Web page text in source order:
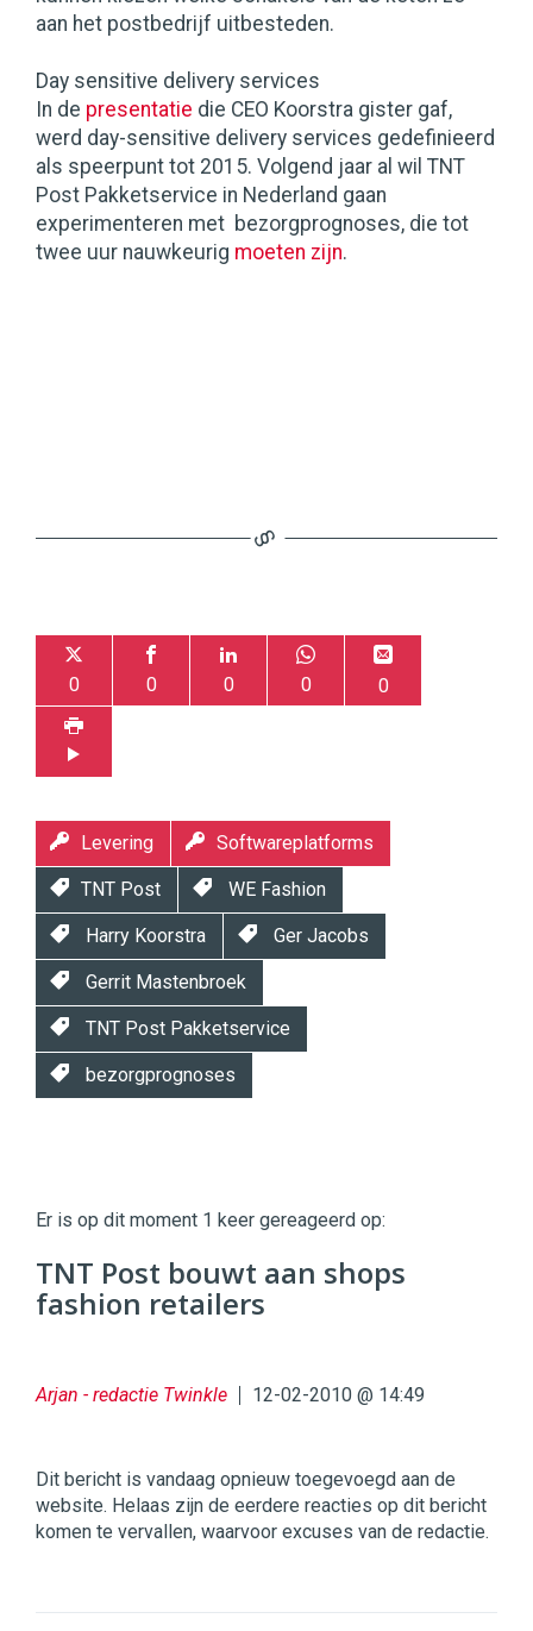
aan het postbedrijf uitbesteden.
Day sensitive delivery services
In de presentatie die CEO Koorstra gister gaf,
werd day-sensitive delivery services gedefinieerd
als speerpunt tot 2015. Volgend jaar al wil TNT
Post Pakketservice in Nederland gaan
experimenteren met bezorgprognoses, die tot
twee uur nauwkeurig moeten zijn.
0 0 0 0 0
Levering Softwareplatforms
TNT Post WE Fashion
Harry Koorstra Ger Jacobs
Gerrit Mastenbroek
TNT Post Pakketservice
bezorgprognoses
|
Digital
Commercehttps://twinklemagazine.nl
9654
Er is op dit moment 1 keer gereageerd op:
TNT Post bouwt aan shops
fashion retailers
Arjan - redactie Twinkle 12-02-2010 @ 14:49
Dit bericht is vandaag opnieuw toegevoegd aan de
website. Helaas zijn de eerdere reacties op dit bericht
komen te vervallen, waarvoor excuses van de redactie.